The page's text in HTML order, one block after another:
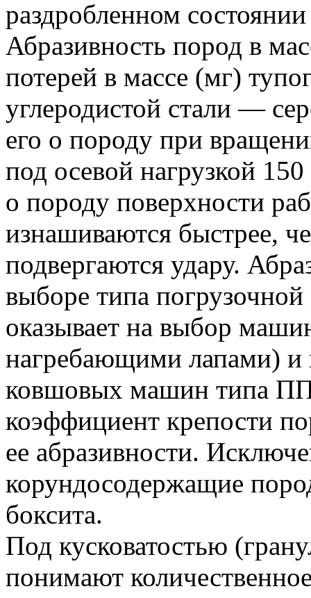
раздробленном
Абразивность пород в
потерей в массе (мг)
углеродистой стали —
его о породу при
под осевой нагрузкой
о породу поверхности
изнашиваются быстрее,
подвергаются удару.
выборе типа
оказывает на выбор
нагребающими лапами) и
ковшовых машин типа
коэффициент крепости
ее абразивности.
корундосодержащие
боксита.
Под кусковатостью
понимают